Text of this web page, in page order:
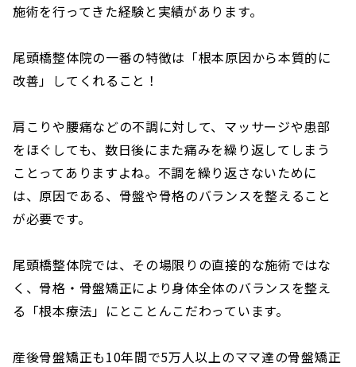
施術を行ってきた経験と実績があります。
尾頭橋整体院の一番の特徴は「根本原因から本質的に
改善」してくれること！
肩こりや腰痛などの不調に対して、マッサージや患部
をほぐしても、数日後にまた痛みを繰り返してしまう
ことってありますよね。不調を繰り返さないために
は、原因である、骨盤や骨格のバランスを整えること
が必要です。
尾頭橋整体院では、その場限りの直接的な施術ではな
く、骨格・骨盤矯正により身体全体のバランスを整え
る「根本療法」にとことんこだわっています。
産後骨盤矯正も10年間で5万人以上のママ達の骨盤矯正